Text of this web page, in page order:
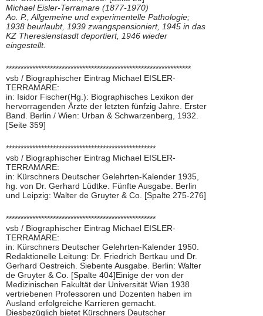
Michael Eisler-Terramare (1877-1970)
Ao. P., Allgemeine und experimentelle Pathologie;
1938 beurlaubt, 1939 zwangspensioniert, 1945 in das
KZ Theresienstasdt deportiert, 1946 wieder
eingestellt.
***************************************************************
vsb / Biographischer Eintrag Michael EISLER-
TERRAMARE:
in: Isidor Fischer(Hg.): Biographisches Lexikon der
hervorragenden Ärzte der letzten fünfzig Jahre. Erster
Band. Berlin / Wien: Urban & Schwarzenberg, 1932.
[Seite 359]
***************************************************
vsb / Biographischer Eintrag Michael EISLER-
TERRAMARE:
in: Kürschners Deutscher Gelehrten-Kalender 1935,
hg. von Dr. Gerhard Lüdtke. Fünfte Ausgabe. Berlin
und Leipzig: Walter de Gruyter & Co. [Spalte 275-276]
***************************************************
vsb / Biographischer Eintrag Michael EISLER-
TERRAMARE:
in: Kürschners Deutscher Gelehrten-Kalender 1950.
Redaktionelle Leitung: Dr. Friedrich Bertkau und Dr.
Gerhard Oestreich. Siebente Ausgabe. Berlin: Walter
de Gruyter & Co. [Spalte 404]Einige der von der
Medizinischen Fakultät der Universität Wien 1938
vertriebenen Professoren und Dozenten haben im
Ausland erfolgreiche Karrieren gemacht.
Diesbezüglich bietet Kürschners Deutscher